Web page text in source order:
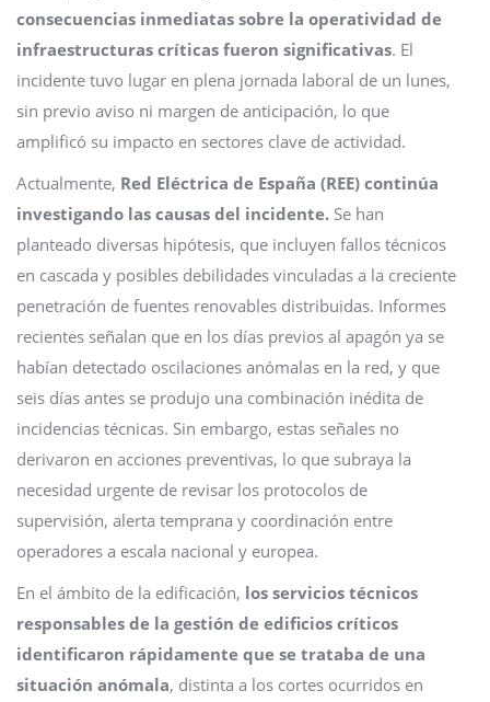
consecuencias inmediatas sobre la operatividad de
infraestructuras críticas fueron significativas. El
incidente tuvo lugar en plena jornada laboral de un lunes,
sin previo aviso ni margen de anticipación, lo que
amplificó su impacto en sectores clave de actividad.
Actualmente, Red Eléctrica de España (REE) continúa
investigando las causas del incidente. Se han
planteado diversas hipótesis, que incluyen fallos técnicos
en cascada y posibles debilidades vinculadas a la creciente
penetración de fuentes renovables distribuidas. Informes
recientes señalan que en los días previos al apagón ya se
habían detectado oscilaciones anómalas en la red, y que
seis días antes se produjo una combinación inédita de
incidencias técnicas. Sin embargo, estas señales no
derivaron en acciones preventivas, lo que subraya la
necesidad urgente de revisar los protocolos de
supervisión, alerta temprana y coordinación entre
operadores a escala nacional y europea.
En el ámbito de la edificación, los servicios técnicos
responsables de la gestión de edificios críticos
identificaron rápidamente que se trataba de una
situación anómala, distinta a los cortes ocurridos en